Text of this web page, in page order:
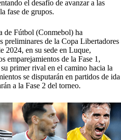
el desafío de avanzar a las
fase de grupos.
de Fútbol (Conmebol) ha
preliminares de la Copa Libertadores
2024, en su sede en Luque,
emparejamientos de la Fase 1,
primer rival en el camino hacia la
se disputarán en partidos de ida
a la Fase 2 del torneo.